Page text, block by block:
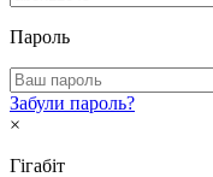
Пароль
Забули пароль?
×
Гігабіт